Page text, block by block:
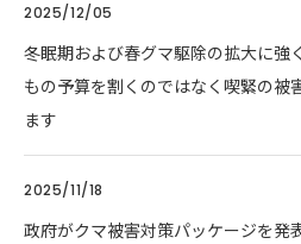
2025/12/05
冬眠期および春グマ駆除の拡大に強
もの予算を割くのではなく喫緊の被
ます
2025/11/18
政府がクマ被害対策パッケージを発